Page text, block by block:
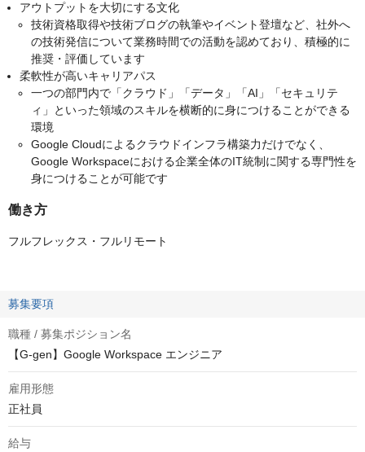
アウトプットを大切にする文化
技術資格取得や技術ブログの執筆やイベント登壇など、社外へ
の技術発信について業務時間での活動を認めており、積極的に
推奨・評価しています
柔軟性が高いキャリアパス
一つの部門内で「クラウド」「データ」「AI」「セキュリテ
ィ」といった領域のスキルを横断的に身につけることができる
環境
Google Cloudによるクラウドインフラ構築力だけでなく、
Google Workspaceにおける企業全体のIT統制に関する専門性を
身につけることが可能です
働き方
フルフレックス・フルリモート
募集要項
職種 / 募集ポジション名
【G-gen】Google Workspace エンジニア
雇用形態
正社員
給与